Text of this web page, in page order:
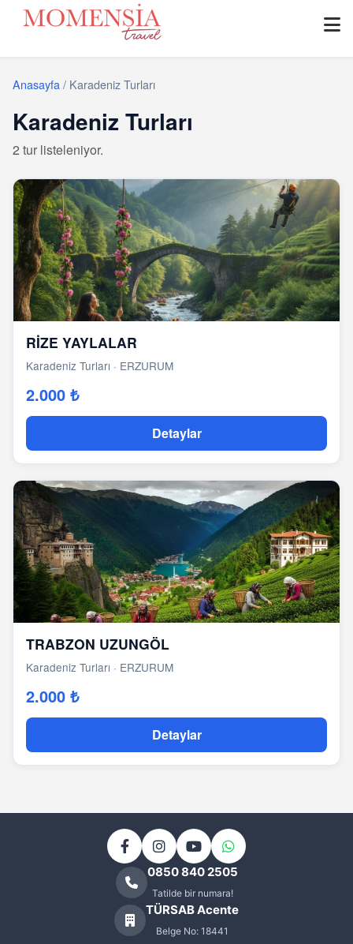
Anasayfa / Karadeniz Turları
Karadeniz Turları
2 tur listeleniyor.
RİZE YAYLALAR
Karadeniz Turları · ERZURUM
2.000 ₺
Detaylar
TRABZON UZUNGÖL
Karadeniz Turları · ERZURUM
2.000 ₺
Detaylar
0850 840 2505
Tatilde bir numara!
TÜRSAB Acente
Belge No: 18441